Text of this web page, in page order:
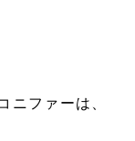
ニファーは、